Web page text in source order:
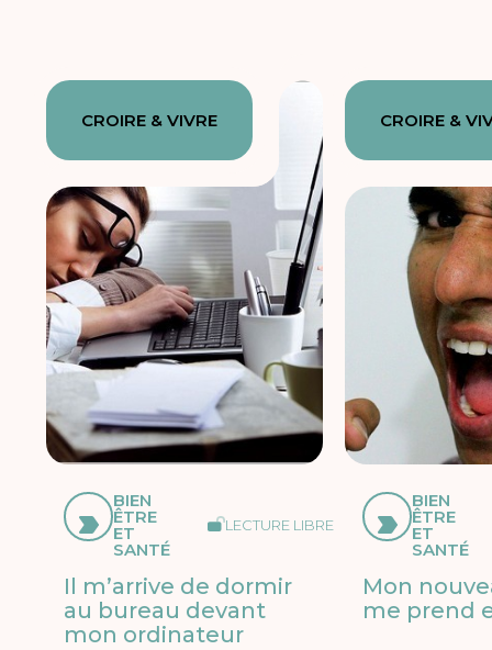
CROIRE & VIVRE
BIEN
ÊTRE
ET
SANTÉ
LECTURE LIBRE
Il m’arrive de dormir
au bureau devant
mon ordinateur
CROIRE &
BIEN
ÊTRE
ET
SANTÉ
Mon
me prend